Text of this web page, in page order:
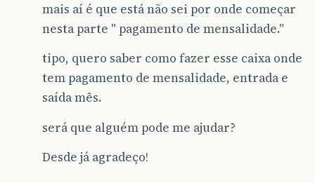
mais aí é que está não sei por onde começar
nesta parte " pagamento de mensalidade."
tipo, quero saber como fazer esse caixa onde
tem pagamento de mensalidade, entrada e
saída mês.
será que alguém pode me ajudar?
Desde já agradeço!